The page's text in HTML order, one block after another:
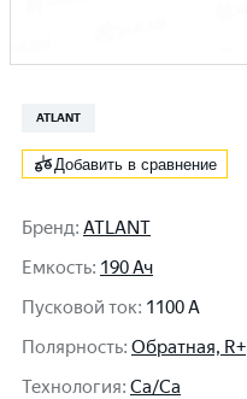
ATLANT
Добавить в сравнение
Бренд: ATLANT
Емкость: 190 Ач
Пусковой ток: 1100 A
Полярность: Обратная, R+
Технология: Ca/Ca